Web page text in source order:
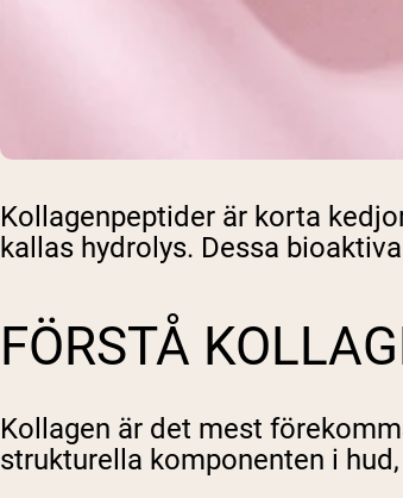
Kollagenpeptider är korta
kallas hydrolys. Dessa
FÖRSTÅ
Kollagen är det mest
strukturella komponenten i